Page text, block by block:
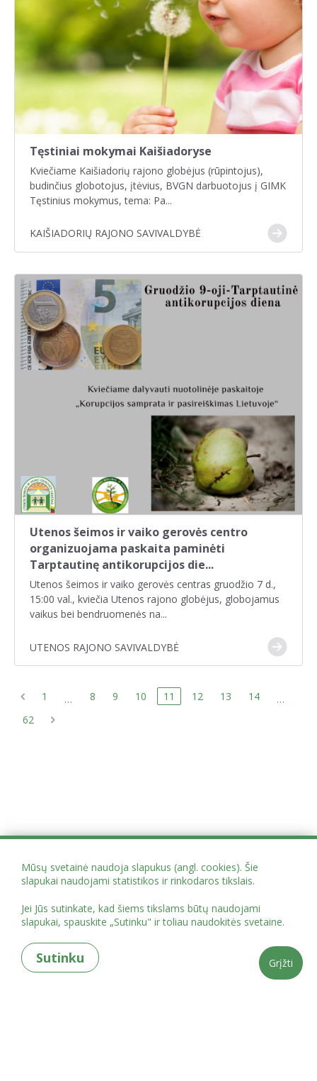
Tęstiniai mokymai Kaišiadoryse
Kviečiame Kaišiadorių rajono globėjus (rūpintojus),
budinčius globotojus, įtėvius, BVGN darbuotojus į GIMK
Tęstinius mokymus, tema: Pa...
KAIŠIADORIŲ RAJONO SAVIVALDYBĖ
Utenos šeimos ir vaiko gerovės centro
organizuojama paskaita paminėti
Tarptautinę antikorupcijos die...
Utenos šeimos ir vaiko gerovės centras gruodžio 7 d.,
15:00 val., kviečia Utenos rajono globėjus, globojamus
vaikus bei bendruomenės na...
UTENOS RAJONO SAVIVALDYBĖ
1 … 8 9 10 11 12 13 14
…
62
Grįžti
Mūsų svetainė naudoja slapukus (angl. cookies). Šie
slapukai naudojami statistikos ir rinkodaros tikslais.
Jei Jūs sutinkate, kad šiems tikslams būtų naudojami
slapukai, spauskite „Sutinku" ir toliau naudokitės svetaine.
Sutinku